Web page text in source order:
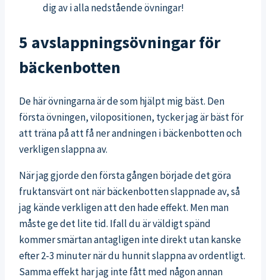
dig av i alla nedstående övningar!
5 avslappningsövningar för
bäckenbotten
De här övningarna är de som hjälpt mig bäst. Den
första övningen, vilopositionen, tycker jag är bäst för
att träna på att få ner andningen i bäckenbotten och
verkligen slappna av.
När jag gjorde den första gången började det göra
fruktansvärt ont när bäckenbotten slappnade av, så
jag kände verkligen att den hade effekt. Men man
måste ge det lite tid. Ifall du är väldigt spänd
kommer smärtan antagligen inte direkt utan kanske
efter 2-3 minuter när du hunnit slappna av ordentligt.
Samma effekt har jag inte fått med någon annan